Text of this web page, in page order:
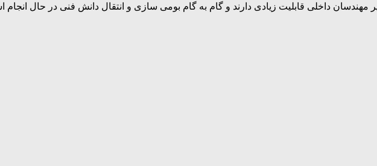
داخلی قابلیت زیادی دارند و گام به گام بومی سازی و انتقال دانش فنی در حال انجام